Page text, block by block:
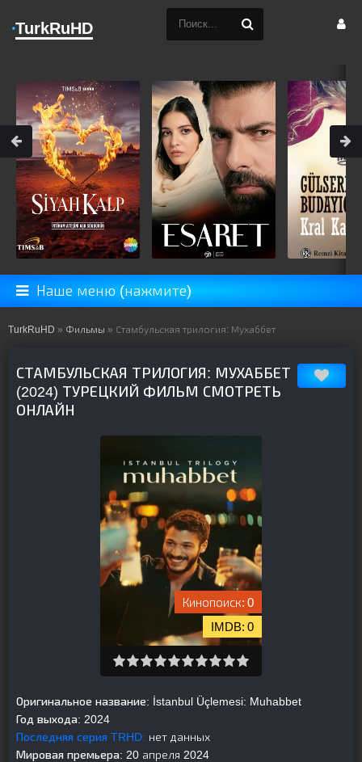
Наше меню (нажмите)
TurkRuHD » Фильмы » Стамбульская трилогия: Мухаббет
СТАМБУЛЬСКАЯ ТРИЛОГИЯ: МУХАББЕТ
(2024) ТУРЕЦКИЙ ФИЛЬМ СМОТРЕТЬ
ОНЛАЙН
0
0
Оригинальное название: İstanbul Üçlemesi: Muhabbet
Год выхода: 2024
Последняя серия TRHD: нет данных
Мировая премьера: 20 апреля 2024
TurkRuHD